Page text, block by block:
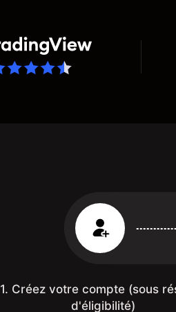
1. Créez votre compte (sous
d'éligibilité)